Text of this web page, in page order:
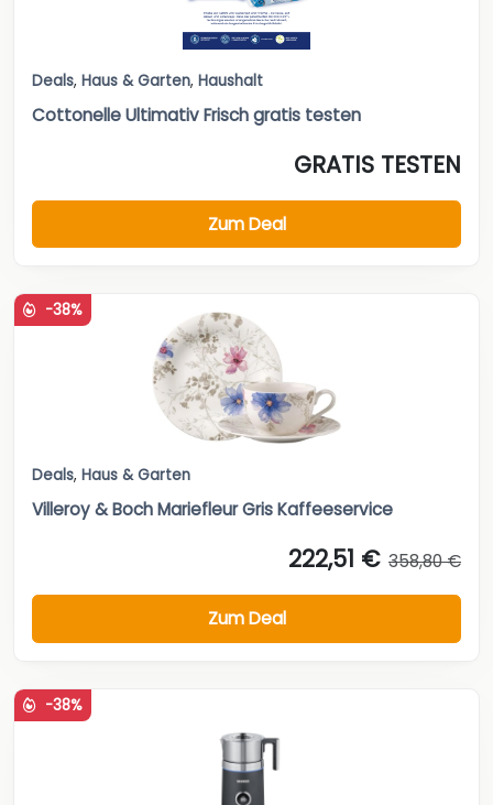
Deals, Haus & Garten, Haushalt
Cottonelle Ultimativ Frisch gratis testen
GRATIS TESTEN
Zum Deal
-38%
Deals, Haus & Garten
Villeroy & Boch Mariefleur Gris Kaffeeservice
222,51 € 358,80 €
Zum Deal
-38%